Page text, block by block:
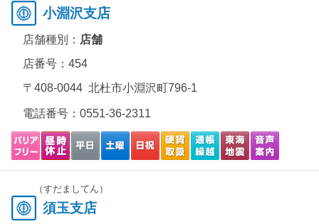
小淵沢支店
店舗種別： 店舗
店番号：454
〒408-0044 北杜市小淵沢町796-1
電話番号： 0551-36-2311
（すだましてん）
須玉支店